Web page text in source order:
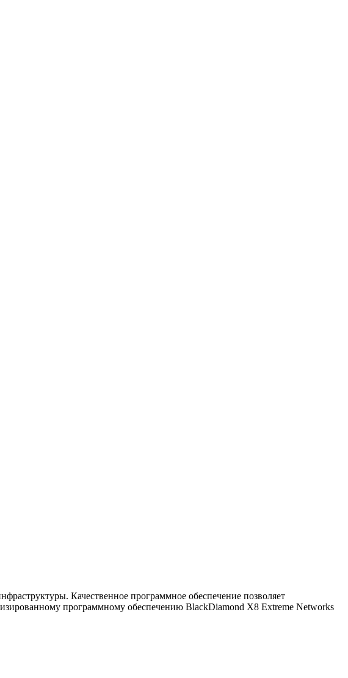
Качественное программное обеспечение позволяет
программному обеспечению BlackDiamond X8 Extreme Networks